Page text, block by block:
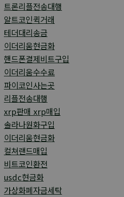
트론리플전송대행
알트코인퀵거래
테더대리송금
이더리움현금화
핸드폰결제비트구입
이더리움수수료
파이코인사는곳
리플전송대행
xrp판매 xrp매입
솔라나원화구입
이더리움현금화
컬쳐랜드매입
비트코인환전
usdc현금화
가상화폐자금세탁